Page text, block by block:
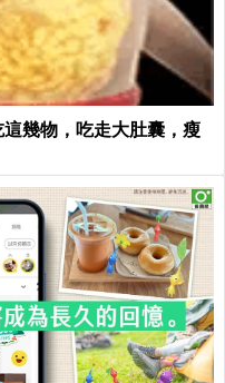
幾物，吃走大肚囊，瘦